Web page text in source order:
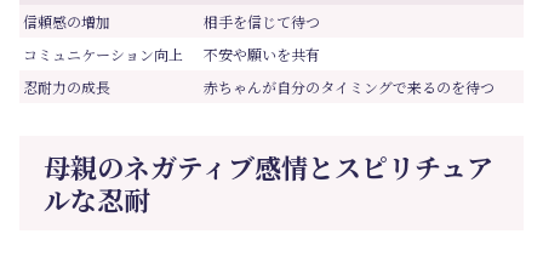
信頼感の増加
相手を信じて待つ
コミュニケーション向上
不安や願いを共有
忍耐力の成長
赤ちゃんが自分のタイミングで来るのを待つ
母親のネガティブ感情とスピリチュア
ルな忍耐